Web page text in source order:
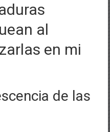
al
en mi
de las